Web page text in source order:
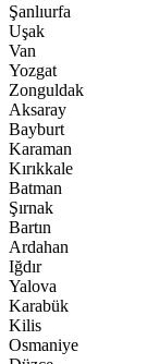
Şanlıurfa
Uşak
Van
Yozgat
Zonguldak
Aksaray
Bayburt
Karaman
Kırıkkale
Batman
Şırnak
Bartın
Ardahan
Iğdır
Yalova
Karabük
Kilis
Osmaniye